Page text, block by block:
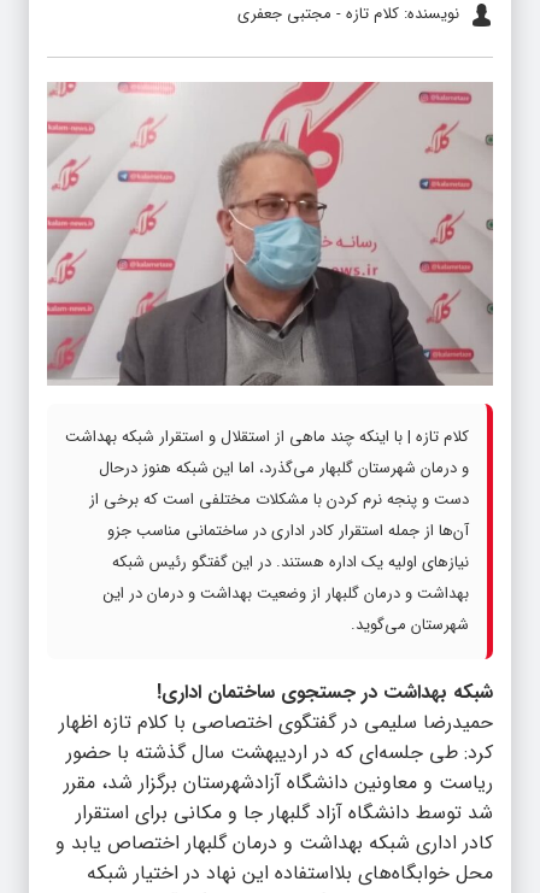
نویسنده: کلام تازه - مجتبی جعفری
کلام تازه | با اینکه چند ماهی از استقلال و استقرار شبکه بهداشت
و درمان شهرستان گلبهار می‌گذرد، اما این شبکه هنوز درحال
دست و پنجه نرم کردن با مشکلات مختلفی است که برخی از
آن‌ها از جمله استقرار کادر اداری در ساختمانی مناسب جزو
نیازهای اولیه یک اداره هستند. در این گفتگو رئیس شبکه
بهداشت و درمان گلبهار از وضعیت بهداشت و درمان در این
شهرستان می‌گوید.
شبکه بهداشت در جستجوی ساختمان اداری!
حمیدرضا سلیمی در گفتگوی اختصاصی با کلام تازه اظهار
کرد: طی جلسه‌ای که در اردیبهشت سال گذشته با حضور
ریاست و معاونین دانشگاه آزادشهرستان برگزار شد، مقرر
شد توسط دانشگاه آزاد گلبهار جا و مکانی برای استقرار
کادر اداری شبکه بهداشت و درمان گلبهار اختصاص یابد و
محل خوابگاه‌های بلااستفاده این نهاد در اختیار شبکه